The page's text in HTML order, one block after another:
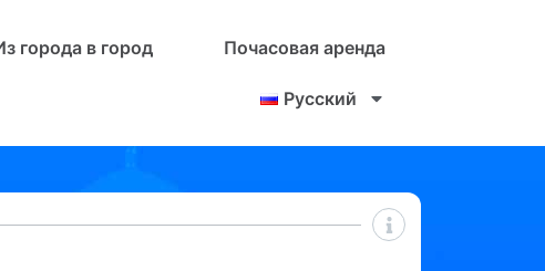
города в город Почасовая аренда
Русский